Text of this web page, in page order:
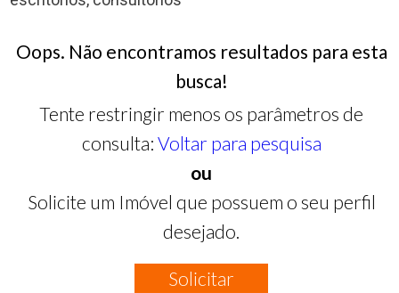
Oops. Não encontramos resultados para esta
busca!
Tente restringir menos os parâmetros de
consulta: Voltar para pesquisa
ou
Solicite um Imóvel que possuem o seu perfil
desejado.
Solicitar